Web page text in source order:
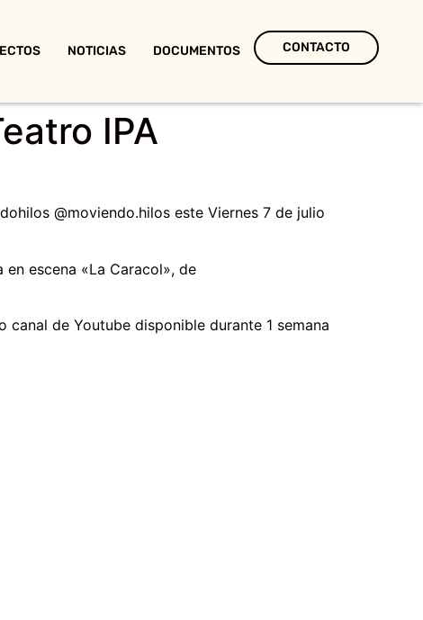
NOTICIAS DOCUMENTOS CONTACTO
IPA
@moviendo.hilos este Viernes 7 de julio
en escena «La Caracol», de
de Youtube disponible durante 1 semana